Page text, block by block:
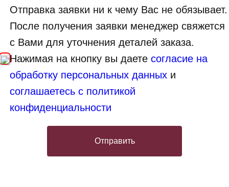
Отправка заявки ни к чему Вас не обязывает.
После получения заявки менеджер свяжется
с Вами для уточнения деталей заказа.
Нажимая на кнопку вы даетесогласие на
обработку персональных данных и
соглашаетесь с политикой
конфиденциальности
Отправить